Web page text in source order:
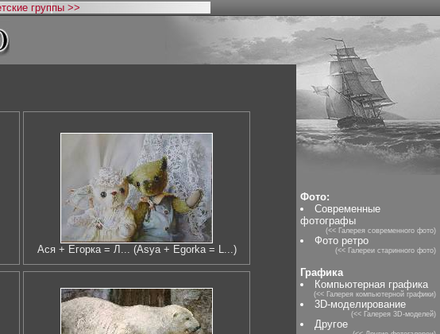
группы >>
Ася + Егорка = Л... (Asya + Egorka = L...)
Фото:
Современные
фотографы
(<< Галерея современного фото)
Фото ретро
(<< Галереи старинного фото)
Графика
Компьютерная графика
(<< Галерея компьютерной графики)
3D-моделирование
(<< Галерея 3D-моделей)
Другое